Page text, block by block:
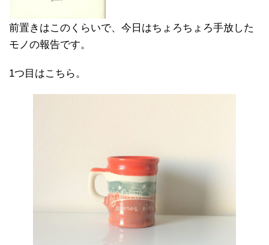
前置きはこのくらいで、今日はちょろちょろ手放した
モノの報告です。
1つ目はこちら。